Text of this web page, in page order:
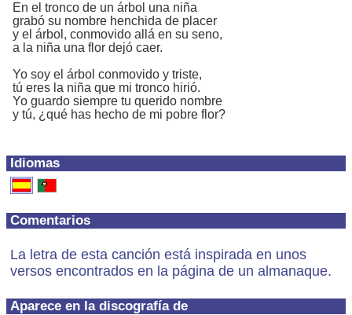
Idiomas
Comentarios
La letra de esta canción está inspirada en unos
versos encontrados en la página de un almanaque.
Aparece en la discografía de
En el tronco de un árbol una niña
grabó su nombre henchida de placer
y el árbol, conmovido allá en su seno,
a la niña una flor dejó caer.
Yo soy el árbol conmovido y triste,
tú eres la niña que mi tronco hirió.
Yo guardo siempre tu querido nombre
y tú, ¿qué has hecho de mi pobre flor?